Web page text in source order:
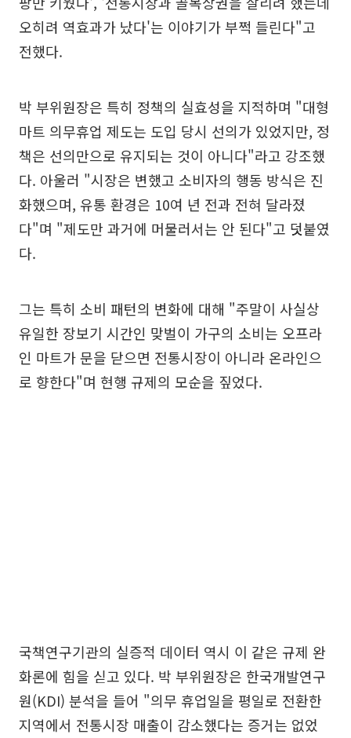
오히려 역효과가 났다'는 이야기가 부쩍 들린다"고
전했다.
박 부위원장은 특히 정책의 실효성을 지적하며 "대형
마트 의무휴업 제도는 도입 당시 선의가 있었지만, 정
책은 선의만으로 유지되는 것이 아니다"라고 강조했
다. 아울러 "시장은 변했고 소비자의 행동 방식은 진
화했으며, 유통 환경은 10여 년 전과 전혀 달라졌
다"며 "제도만 과거에 머물러서는 안 된다"고 덧붙였
다.
그는 특히 소비 패턴의 변화에 대해 "주말이 사실상
유일한 장보기 시간인 맞벌이 가구의 소비는 오프라
인 마트가 문을 닫으면 전통시장이 아니라 온라인으
로 향한다"며 현행 규제의 모순을 짚었다.
국책연구기관의 실증적 데이터 역시 이 같은 규제 완
화론에 힘을 싣고 있다. 박 부위원장은 한국개발연구
원(KDI) 분석을 들어 "의무 휴업일을 평일로 전환한
지역에서 전통시장 매출이 감소했다는 증거는 없었